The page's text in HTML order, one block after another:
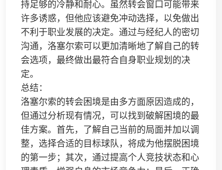
持足够的冷静和耐心。虽然转会窗口可能带来
许多诱惑，但他应该避免冲动选择，以免做出
不利于职业发展的决定。通过与经纪人的密切
沟通，洛塞尔索可以更加清晰地了解自己的转
会选项，最终做出最符合自身职业规划的决
定。
总结：
洛塞尔索的转会困境是由多方面原因造成的，
但通过分析现有情况，可以找到破解困境的最
佳方案。首先，了解自己当前的局面并加以调
整，选择合适的目标球队，将成为他摆脱困境
的第一步；其次，通过提高个人竞技状态和心